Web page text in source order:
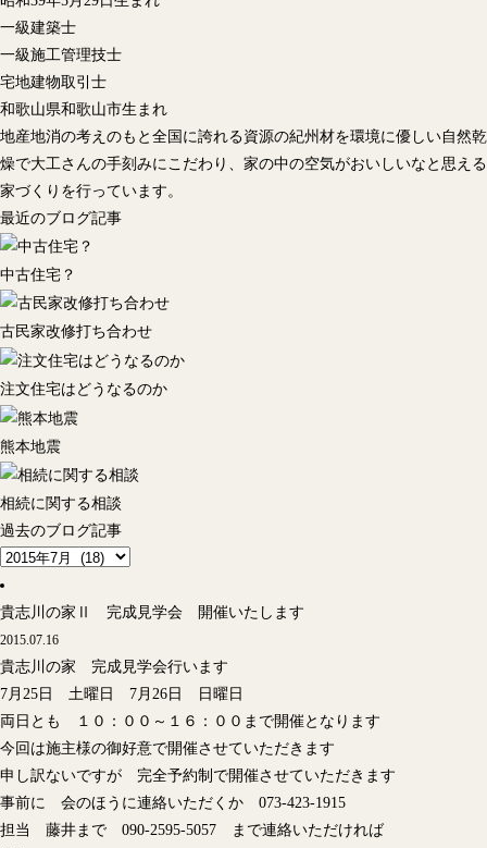
一級建築士
一級施工管理技士
宅地建物取引士
和歌山県和歌山市生まれ
地産地消の考えのもと全国に誇れる資源の紀州材を環境に優しい自然乾
燥で大工さんの手刻みにこだわり、家の中の空気がおいしいなと思える
家づくりを行っています。
最近のブログ記事
中古住宅？
古民家改修打ち合わせ
注文住宅はどうなるのか
熊本地震
相続に関する相談
過去のブログ記事
貴志川の家Ⅱ 完成見学会 開催いたします
2015.07.16
貴志川の家 完成見学会行います
7月25日 土曜日 7月26日 日曜日
両日とも １０：００～１６：００まで開催となります
今回は施主様の御好意で開催させていただきます
申し訳ないですが 完全予約制で開催させていただきます
事前に 会のほうに連絡いただくか 073-423-1915
担当 藤井まで 090-2595-5057 まで連絡いただければ